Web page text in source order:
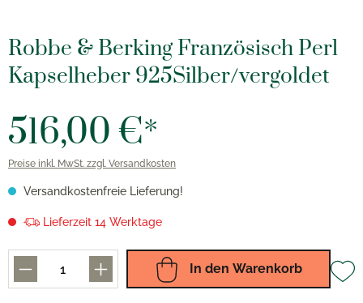
Robbe & Berking Französisch Perl
Kapselheber 925Silber/vergoldet
516,00 €*
Preise inkl. MwSt. zzgl. Versandkosten
Versandkostenfreie Lieferung!
Lieferzeit 14 Werktage
In den Warenkorb